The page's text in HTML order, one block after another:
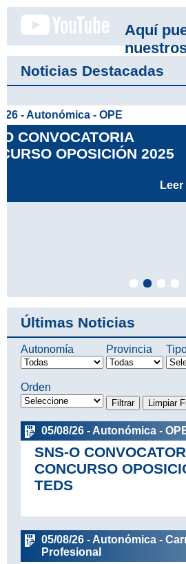
Aquí
Noticias Destacadas
05/08/26 - Autonómica -
Profesional
GERENCIA DE
SALUD DE LA
PROFESIONAL
Últimas Noticias
Autonomía Provincia
Orden
05/08/26 - Autonómica -
SNS-O
CONCURSO
TEDS
05/08/26 - Autonómica -
Profesional